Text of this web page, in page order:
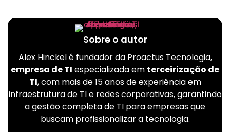
Sobre o autor
Alex Hinckel é fundador da Proactus Tecnologia,
empresa de TI especializada em terceirização de
TI, com mais de 15 anos de experiência em
infraestrutura de TI e redes corporativas, garantindo
a gestão completa de TI para empresas que
buscam profissionalizar a tecnologia.